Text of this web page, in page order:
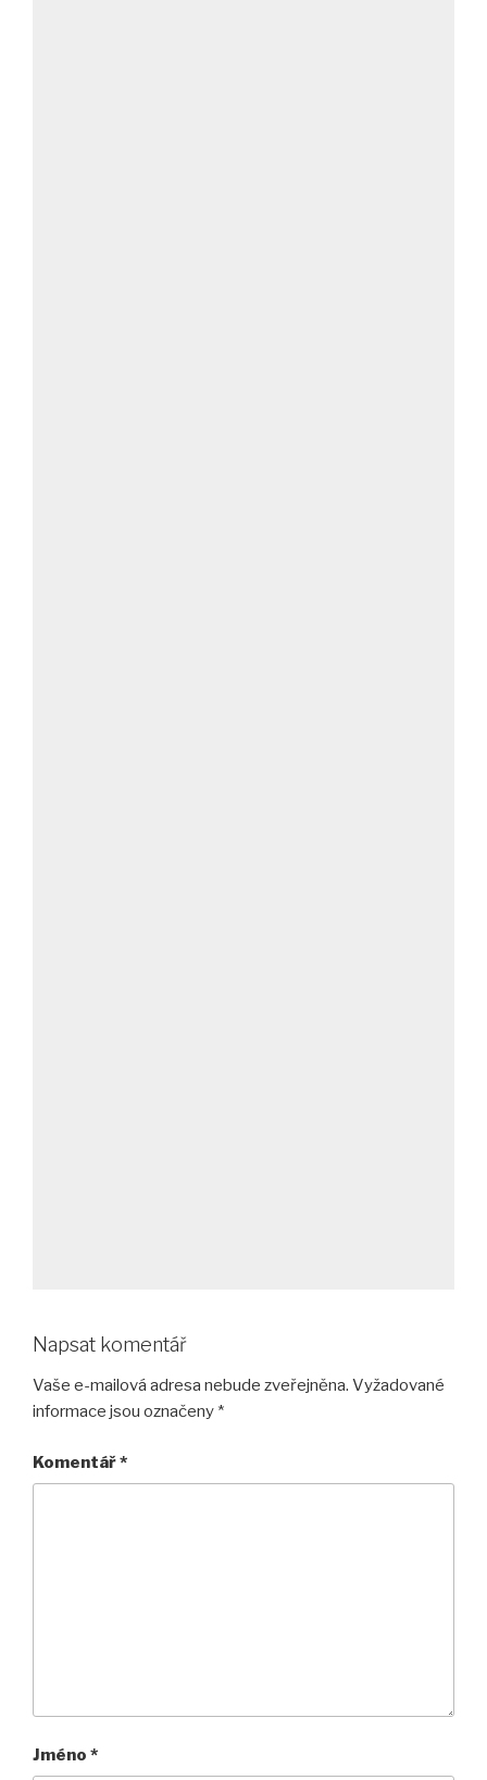
Napsat komentář
Vaše e-mailová adresa nebude zveřejněna. Vyžadované
informace jsou označeny *
Komentář*
Jméno *